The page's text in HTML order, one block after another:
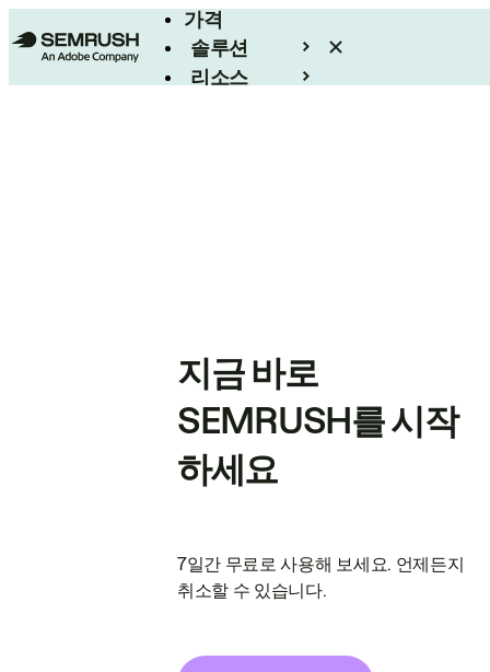
가격
솔루션
리소스
지금 바로
SEMRUSH를 시작
하세요
7일간 무료로 사용해 보세요. 언제든지
취소할 수 있습니다.